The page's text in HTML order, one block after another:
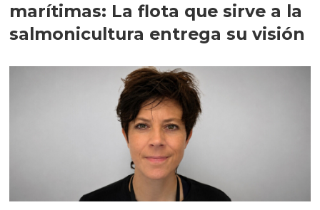
marítimas: La flota que sirve a la
salmonicultura entrega su visión